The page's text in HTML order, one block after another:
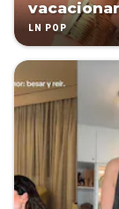
LN POP